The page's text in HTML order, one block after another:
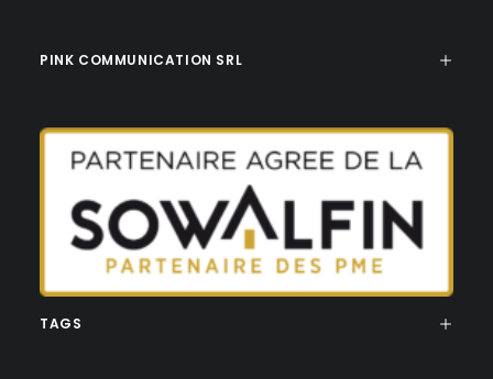
PINK COMMUNICATION SRL
TAGS